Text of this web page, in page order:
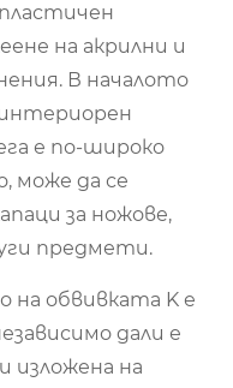
на акрилни и
В началото
е по-широко
може да се
за ножове,
предмети.
на обвивката K е
дали е
изложена на